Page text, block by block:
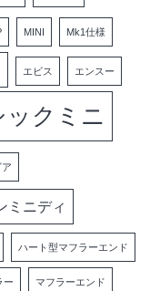
MINI Mk1仕様
エビス エンスー
ックミニ
ミニディ
ハート型マフラーエンド
ー マフラーエンド